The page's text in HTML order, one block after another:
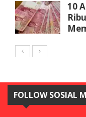
10
FOLLOW SOSIAL